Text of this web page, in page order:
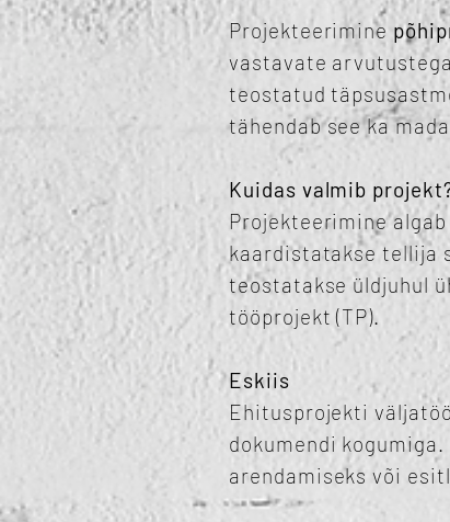
Projekteerimine
vastavate
teostatud
tähendab see ka
Kuidas valmib
Projekteerimine
kaardistatakse tellija
teostatakse üldjuhul
tööprojekt (TP).
Eskiis
Ehitusprojekti
dokumendi
arendamiseks või